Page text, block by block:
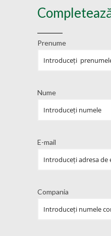
Prenume
Nume
E-mail
Compania